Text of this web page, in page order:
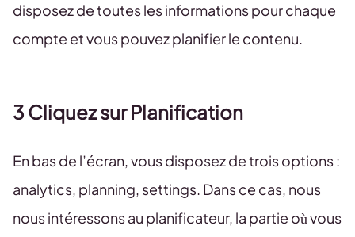
disposez de toutes les informations pour chaque
compte et vous pouvez planifier le contenu.
3 Cliquez sur Planification
En bas de l’écran, vous disposez de trois options :
analytics, planning, settings. Dans ce cas, nous
nous intéressons au planificateur, la partie où vous